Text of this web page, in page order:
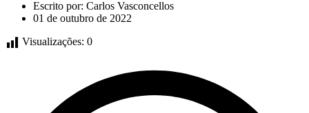
Escrito por: Carlos Vasconcellos
01 de outubro de 2022
Visualizações: 0